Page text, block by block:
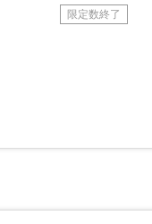
ー シルバー MQRK3J/A
［23.5型 /Apple
限定数終了